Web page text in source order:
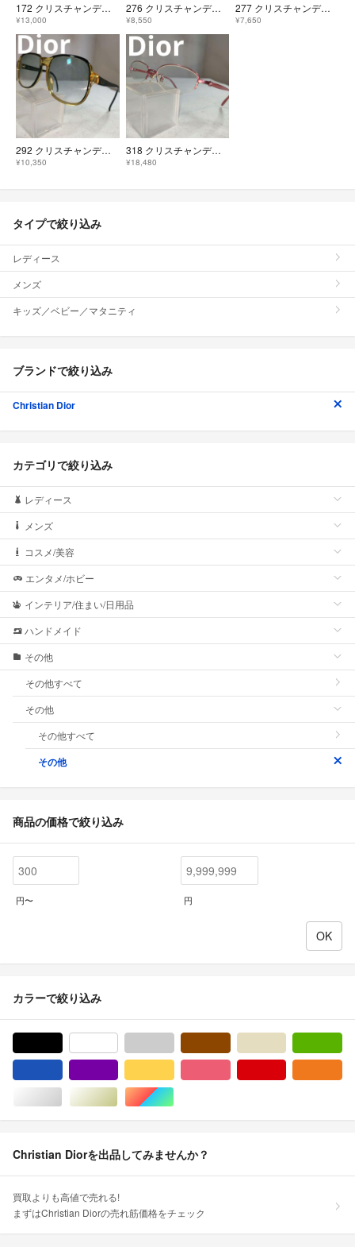
172 クリスチャンディオール サングラス 度無 YB7NN
¥13,000
276 クリスチャンディオール サングラス ヴィンテージ 度無
¥8,550
277 クリスチャンディオール サングラス 度無 2095 80 ドイツ製
¥7,650
292 クリスチャンディオール サングラス 度無 monsieur 2134
¥10,350
318 クリスチャンディオール メガネ 度有 チタン CD7
¥18,480
タイプで絞り込み
レディース
メンズ
キッズ／ベビー／マタニティ
ブランドで絞り込み
Christian Dior
カテゴリで絞り込み
レディース
メンズ
コスメ/美容
エンタメ/ホビー
インテリア/住まい/日用品
ハンドメイド
その他
その他すべて
その他
その他すべて
その他
商品の価格で絞り込み
円〜 円
カラーで絞り込み
シルバー/銀色系ゴールド/金色系マルチカラー
Christian Diorを出品してみませんか？
買取よりも高値で売れる!
まずはChristian Diorの売れ筋価格をチェック